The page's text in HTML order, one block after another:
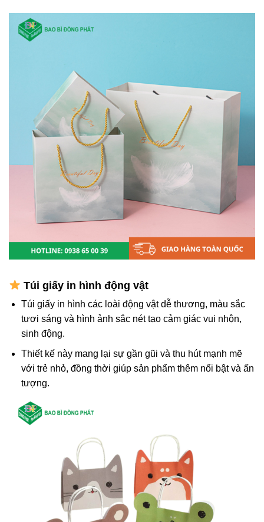
Túi giấy in hình động vật
Túi giấy in hình các loài động vật dễ thương, màu sắc
tươi sáng và hình ảnh sắc nét tạo cảm giác vui nhộn,
sinh động.
Thiết kế này mang lại sự gần gũi và thu hút mạnh mẽ
với trẻ nhỏ, đồng thời giúp sản phẩm thêm nổi bật và ấn
tượng.